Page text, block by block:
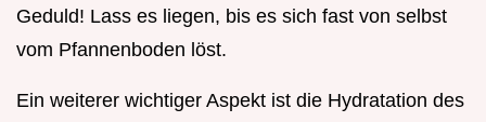
Geduld! Lass es liegen, bis es sich fast von selbst
vom Pfannenboden löst.
Ein weiterer wichtiger Aspekt ist die Hydratation des